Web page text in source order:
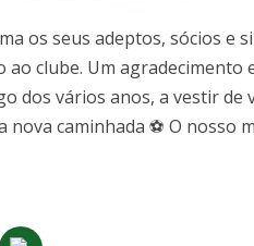
os seus adeptos, sócios e
clube. Um agradecimento
dos vários anos, a vestir de
nova caminhada ⚽ O nosso